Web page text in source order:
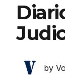
by